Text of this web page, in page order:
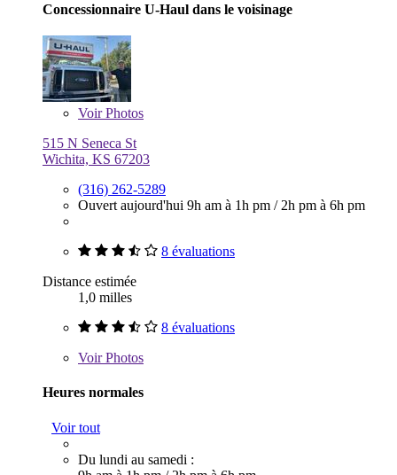
Concessionnaire U-Haul dans le voisinage
VoirPhotos
515 N Seneca St
Wichita, KS 67203
(316) 262-5289
Ouvert aujourd'hui 9h am à 1h pm / 2h pm à 6h pm
8 évaluations
Distance estimée
1,0 milles
8 évaluations
VoirPhotos
Heures normales
Voir tout
Du lundi au samedi :